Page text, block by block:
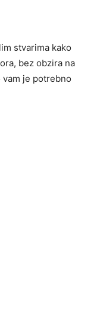
stvarima kako
bez obzira na
je potrebno